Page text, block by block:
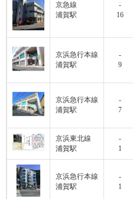
京急線
浦賀駅
-
16
京浜急行本線
浦賀駅
-
9
京浜急行本線
浦賀駅
-
7
京浜東北線
浦賀駅
-
1
京浜急行本線
浦賀駅
-
1